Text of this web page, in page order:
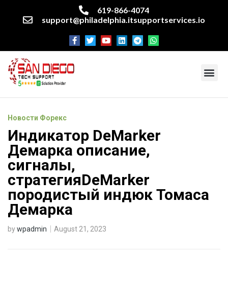
619-866-4074
support@philadelphia.itsupportservices.io
Новости Форекс
Индикатор DeMarker
Демарка описание,
сигналы,
стратегияDeMarker
породистый индюк Томаса
Демарка
bywpadmin August 21, 2023